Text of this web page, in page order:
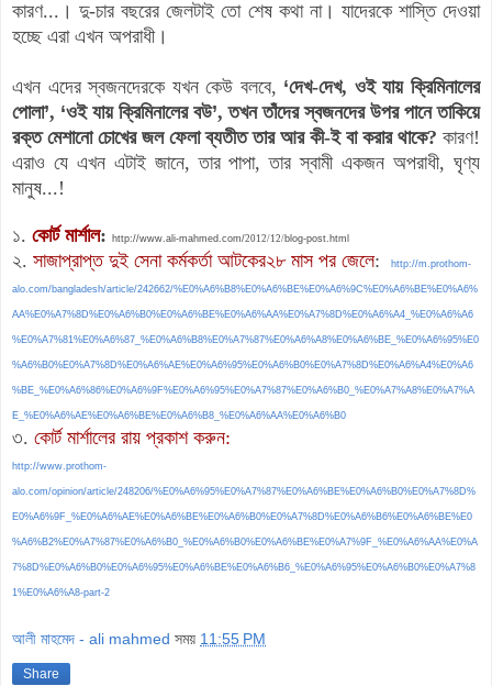
কারণ...। দু-চার বছরের জেলটাই তো শেষ কথা না। যাদেরকে শাস্তি দেওয়া
হচ্ছে এরা এখন অপরাধী।
এখন এদের স্বজনদেরকে যখন কেউ বলবে, ‘দেখ-দেখ, ওই যায় ক্রিমিনালের
পোলা’, ‘ওই যায় ক্রিমিনালের বউ’, তখন তাঁদের স্বজনদের উপর পানে তাকিয়ে
রক্ত মেশানো চোখের জল ফেলা ব্যতীত তার আর কী-ই বা করার থাকে? কারণ!
এরাও যে এখন এটাই জানে, তার পাপা, তার স্বামী একজন অপরাধী, ঘৃণ্য
মানুষ...!
১. কোর্ট মার্শাল: http://www.ali-mahmed.com/2012/12/blog-post.html
২. সাজাপ্রাপ্ত দুই সেনা কর্মকর্তা আটকের২৮ মাস পর জেলে: http://m.prothom-
alo.com/bangladesh/article/242662/%E0%A6%B8%E0%A6%BE%E0%A6%9C%E0%A6%BE%E0%A6%
AA%E0%A7%8D%E0%A6%B0%E0%A6%BE%E0%A6%AA%E0%A7%8D%E0%A6%A4_%E0%A6%A6
%E0%A7%81%E0%A6%87_%E0%A6%B8%E0%A7%87%E0%A6%A8%E0%A6%BE_%E0%A6%95%E0
%A6%B0%E0%A7%8D%E0%A6%AE%E0%A6%95%E0%A6%B0%E0%A7%8D%E0%A6%A4%E0%A6
%BE_%E0%A6%86%E0%A6%9F%E0%A6%95%E0%A7%87%E0%A6%B0_%E0%A7%A8%E0%A7%A
E_%E0%A6%AE%E0%A6%BE%E0%A6%B8_%E0%A6%AA%E0%A6%B0
৩. কোর্ট মার্শালের রায় প্রকাশ করুন:
http://www.prothom-
alo.com/opinion/article/248206/%E0%A6%95%E0%A7%87%E0%A6%BE%E0%A6%B0%E0%A7%8D%
E0%A6%9F_%E0%A6%AE%E0%A6%BE%E0%A6%B0%E0%A7%8D%E0%A6%B6%E0%A6%BE%E0
%A6%B2%E0%A7%87%E0%A6%B0_%E0%A6%B0%E0%A6%BE%E0%A7%9F_%E0%A6%AA%E0%A
7%8D%E0%A6%B0%E0%A6%95%E0%A6%BE%E0%A6%B6_%E0%A6%95%E0%A6%B0%E0%A7%8
1%E0%A6%A8-part-2
আলী মাহমেদ - ali mahmed সময় 11:55 PM
Share